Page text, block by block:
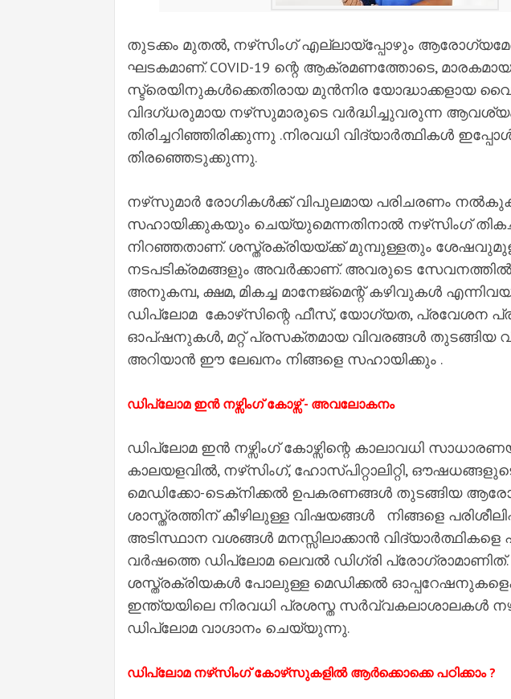
തുടക്കം മുതൽ, നഴ്‌സിംഗ് എല്ലായ്പ്പോഴും
ഘടകമാണ്. COVID-19 ന്റെ ആക്രമണത്തോടെ,
സ്ട്രെയിനുകൾക്കെതിരായ മുൻ‌നിര യോദ്ധാക്കളായ
വിദഗ്ധരുമായ നഴ്‌സുമാരുടെ വർദ്ധിച്ചുവരുന്ന
തിരിച്ചറിഞ്ഞിരിക്കുന്നു .നിരവധി വിദ്യാർത്ഥികൾ
തിരഞ്ഞെടുക്കുന്നു.
നഴ്‌സുമാർ രോഗികൾക്ക് വിപുലമായ പരിചരണം
സഹായിക്കുകയും ചെയ്യുമെന്നതിനാൽ നഴ്‌സിംഗ്
നിറഞ്ഞതാണ്. ശസ്ത്രക്രിയയ്ക്ക് മുമ്പുള്ളതും
നടപടിക്രമങ്ങളും അവർക്കാണ്. അവരുടെ
അനുകമ്പ, ക്ഷമ, മികച്ച മാനേജ്മെന്റ് കഴിവുകൾ
ഡിപ്ലോമ കോഴ്‌സിന്റെ ഫീസ്, യോഗ്യത, പ്രവേശന
ഓപ്ഷനുകൾ, മറ്റ് പ്രസക്തമായ വിവരങ്ങൾ തുടങ്ങിയ
അറിയാൻ ഈ ലേഖനം നിങ്ങളെ സഹായിക്കും .
ഡിപ്ലോമ ഇൻ നഴ്സിംഗ് കോഴ്സ് - അവലോകനം
ഡിപ്ലോമ ഇൻ നഴ്സിംഗ് കോഴ്സിന്റെ കാലാവധി
കാലയളവിൽ, നഴ്‌സിംഗ്, ഹോസ്പിറ്റാലിറ്റി,
മെഡിക്കോ-ടെക്‌നിക്കൽ ഉപകരണങ്ങൾ തുടങ്ങിയ
ശാസ്ത്രത്തിന് കീഴിലുള്ള വിഷയങ്ങൾ നിങ്ങളെ
അടിസ്ഥാന വശങ്ങൾ മനസ്സിലാക്കാൻ വിദ്യാർത്ഥികളെ
വർഷത്തെ ഡിപ്ലോമ ലെവൽ ഡിഗ്രി പ്രോഗ്രാമാണിത്.
ശസ്ത്രക്രിയകൾ പോലുള്ള മെഡിക്കൽ
ഇന്ത്യയിലെ നിരവധി പ്രശസ്ത സർവ്വകലാശാലകൾ
ഡിപ്ലോമ വാഗ്ദാനം ചെയ്യുന്നു.
ഡിപ്ലോമ നഴ്‌സിംഗ് കോഴ്‌സുകളിൽ ആർക്കൊക്കെ പഠിക്കാം ?